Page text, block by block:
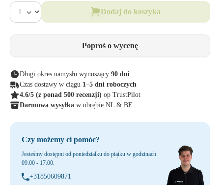
Dodaj do koszyka
Poproś o wycenę
Długi okres namysłu wynoszący 90 dni
Czas dostawy w ciągu 1–5 dni roboczych
4.6/5 (z ponad 500 recenzji) op TrustPilot
Darmowa wysyłka w obrębie NL & BE
Czy możemy ci pomóc?
Jesteśmy dostępni od poniedziałku do piątku w godzinach
09:00 - 17:00.
+31850609871